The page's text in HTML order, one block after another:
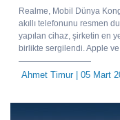
Realme, Mobil Dünya
akıllı telefonunu resmen
yapılan cihaz, şirketin en
birlikte sergilendi. Apple
Ahmet Timur| 05 Mart